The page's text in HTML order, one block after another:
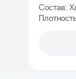
Состав:
Эластан